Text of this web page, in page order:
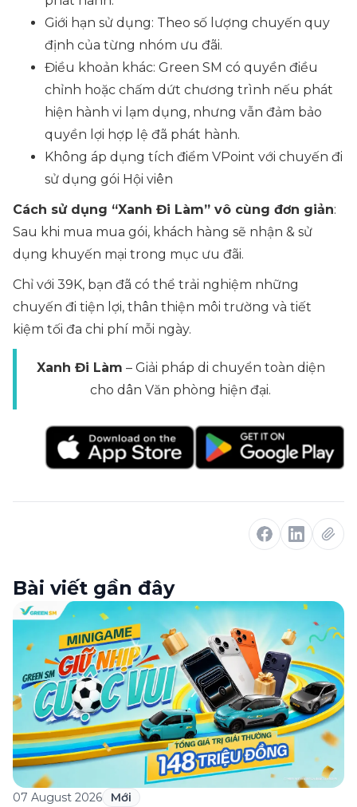
Giới hạn sử dụng: Theo số lượng chuyến quy
định của từng nhóm ưu đãi.
Điều khoản khác: Green SM có quyền điều
chỉnh hoặc chấm dứt chương trình nếu phát
hiện hành vi lạm dụng, nhưng vẫn đảm bảo
quyền lợi hợp lệ đã phát hành.
Không áp dụng tích điểm VPoint với chuyến đi
sử dụng gói Hội viên
Cách sử dụng “Xanh Đi Làm” vô cùng đơn giản:
Sau khi mua mua gói, khách hàng sẽ nhận & sử
dụng khuyến mại trong mục ưu đãi.
Chỉ với 39K, bạn đã có thể trải nghiệm những
chuyến đi tiện lợi, thân thiện môi trường và tiết
kiệm tối đa chi phí mỗi ngày.
Xanh Đi Làm – Giải pháp di chuyển toàn diện
cho dân Văn phòng hiện đại.
Bài viết gần đây
07 August 2026 Mới